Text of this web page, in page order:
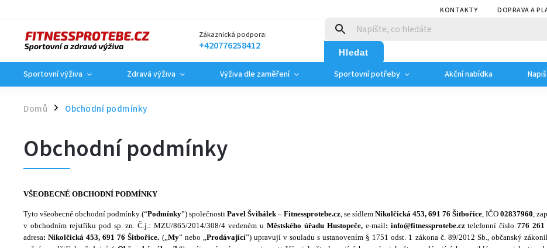
KONTAKTY DOPRAVA A
Zákaznická podpora:
+420776258412 Hledat
Sportovní výživa Zdravá výživa Výživa dle zaměření Sportovní potřeby Akční nabídka
Domů / Obchodní podmínky
Obchodní podmínky
VŠEOBECNÉ OBCHODNÍ PODMÍNKY
Tyto všeobecné obchodní podmínky (“Podmínky”) společnosti Pavel Švihálek – Fitnessprotebe.cz, se sídlem Nikolčická 453, 691 76 Šitbořice, IČO 02837960,
v obchodním rejstříku pod sp. zn. Č.j.: MZU/865/2014/308/4 vedeném u Městského úřadu Hustopeče, e-mail: info@fitnessprotebe.cztelefonní číslo 776 261
adresa: Nikolčická 453, 691 76 Šitbořice. („My” nebo „Prodávající”) upravují v souladu s ustanovením § 1751 odst. 1 zákona č. 89/2012 Sb., občanský